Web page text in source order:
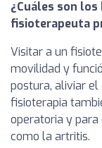
¿Cuáles son
fisioterapeuta
Visitar a un
movilidad y
postura, aliviar
fisioterapia
operatoria y para
como la artritis.